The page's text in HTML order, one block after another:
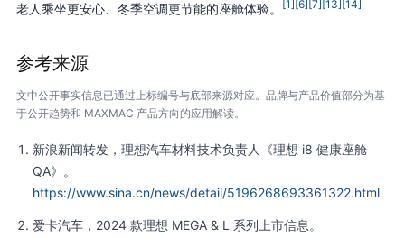
老人乘坐更安心、冬季空调更节能的座舱体验。
[1] [6] [7] [13] [14]
参考来源
文中公开事实信息已通过上标编号与底部来源对应。品牌与产品价值部分为基
于公开趋势和 MAXMAC 产品方向的应用解读。
新浪新闻转发，理想汽车材料技术负责人《理想 i8 健康座舱
QA》。
https://www.sina.cn/news/detail/5196268693361322.html
爱卡汽车，2024 款理想 MEGA & L 系列上市信息。